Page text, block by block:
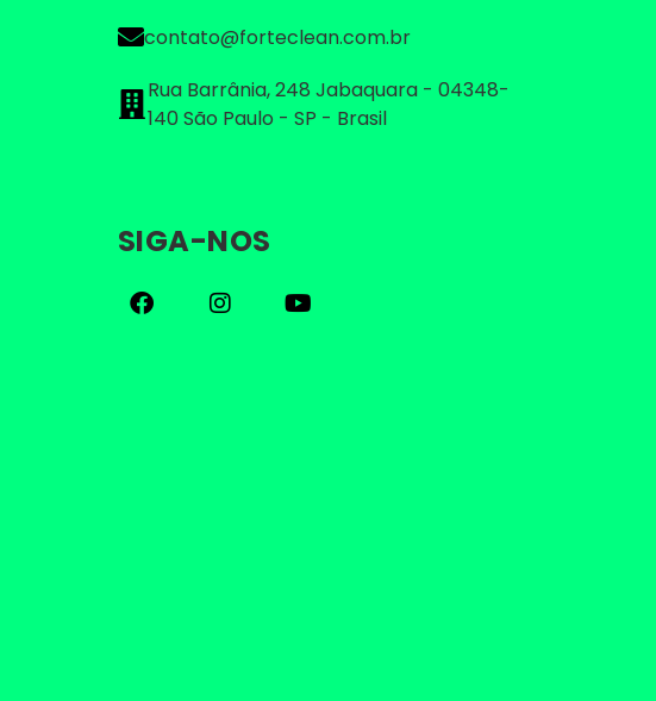
contato@forteclean.com.br
Rua Barrânia, 248 Jabaquara - 04348-
140 São Paulo - SP - Brasil
SIGA-NOS